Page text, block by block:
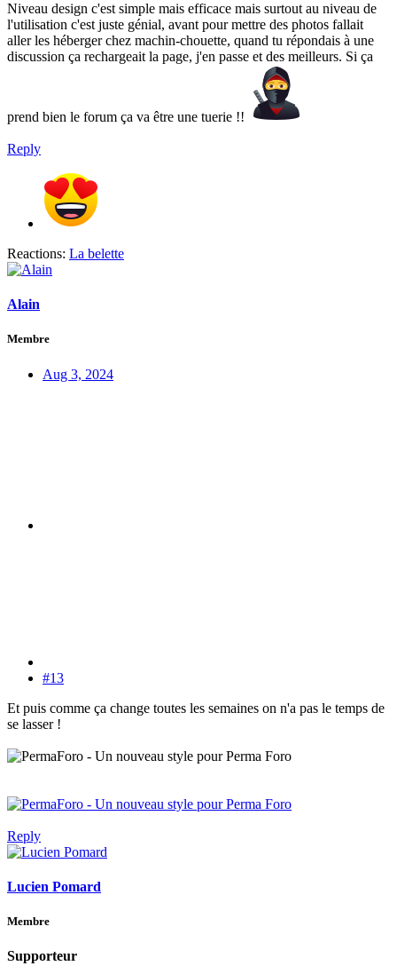
Niveau design c'est simple mais efficace mais surtout au niveau de
l'utilisation c'est juste génial, avant pour mettre des photos fallait
aller les héberger chez machin-chouette, quand tu répondais à une
discussion ça rechargeait la page, j'en passe et des meilleurs. Si ça
prend bien le forum ça va être une tuerie !!
Reply
Reactions: La belette
Alain
Membre
Aug 3, 2024
#13
Et puis comme ça change toutes les semaines on n'a pas le temps de
se lasser !
Reply
Lucien Pomard
Membre
Supporteur